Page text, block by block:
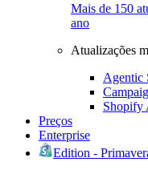
Mais de 150
ano
Atualizações
Agentic
Shopify
Preços
Enterprise
Edition -